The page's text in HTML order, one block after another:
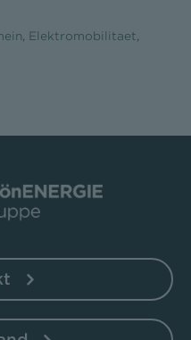
, Elektromobilitaet,